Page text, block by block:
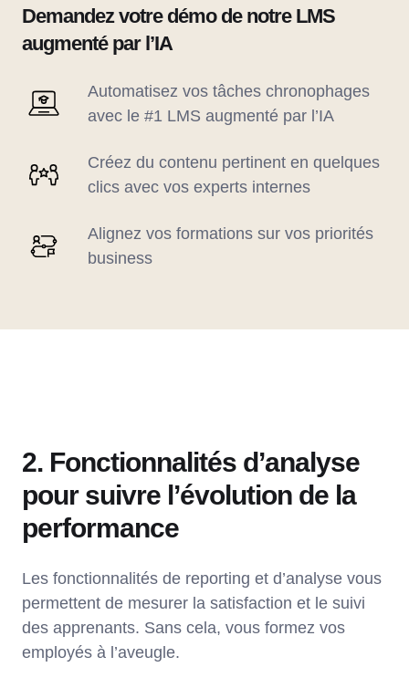
Demandez votre démo de notre LMS
augmenté par l’IA
Automatisez vos tâches chronophages
avec le #1 LMS augmenté par l’IA
Créez du contenu pertinent en quelques
clics avec vos experts internes
Alignez vos formations sur vos priorités
business
2. Fonctionnalités d’analyse
pour suivre l’évolution de la
performance
Les fonctionnalités de reporting et d’analyse vous
permettent de mesurer la satisfaction et le suivi
des apprenants. Sans cela, vous formez vos
employés à l’aveugle.